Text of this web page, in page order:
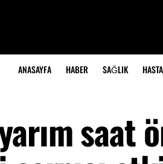
ANASAYFA HABER SAĞLIK
saat